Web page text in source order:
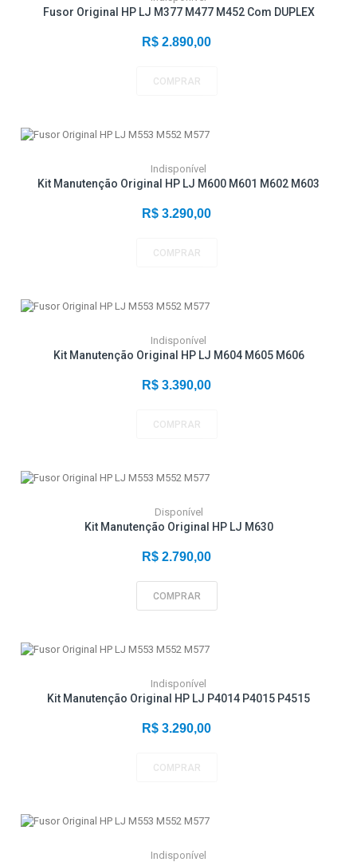
Fusor Original HP LJ M377 M477 M452 Com DUPLEX
R$ 2.890,00
COMPRAR
Indisponível
Kit Manutenção Original HP LJ M600 M601 M602 M603
R$ 3.290,00
COMPRAR
Indisponível
Kit Manutenção Original HP LJ M604 M605 M606
R$ 3.390,00
COMPRAR
Disponível
Kit Manutenção Original HP LJ M630
R$ 2.790,00
COMPRAR
Indisponível
Kit Manutenção Original HP LJ P4014 P4015 P4515
R$ 3.290,00
COMPRAR
Indisponível